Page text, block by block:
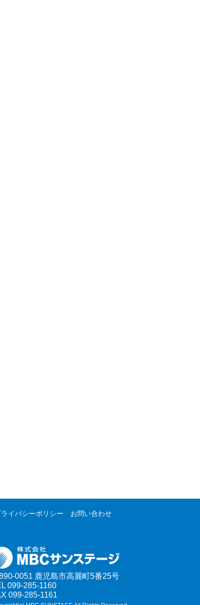
ライバシーポリシー
お問い合わせ
0051 鹿児島市高麗町5番25号
099-285-1160
099-285-1161